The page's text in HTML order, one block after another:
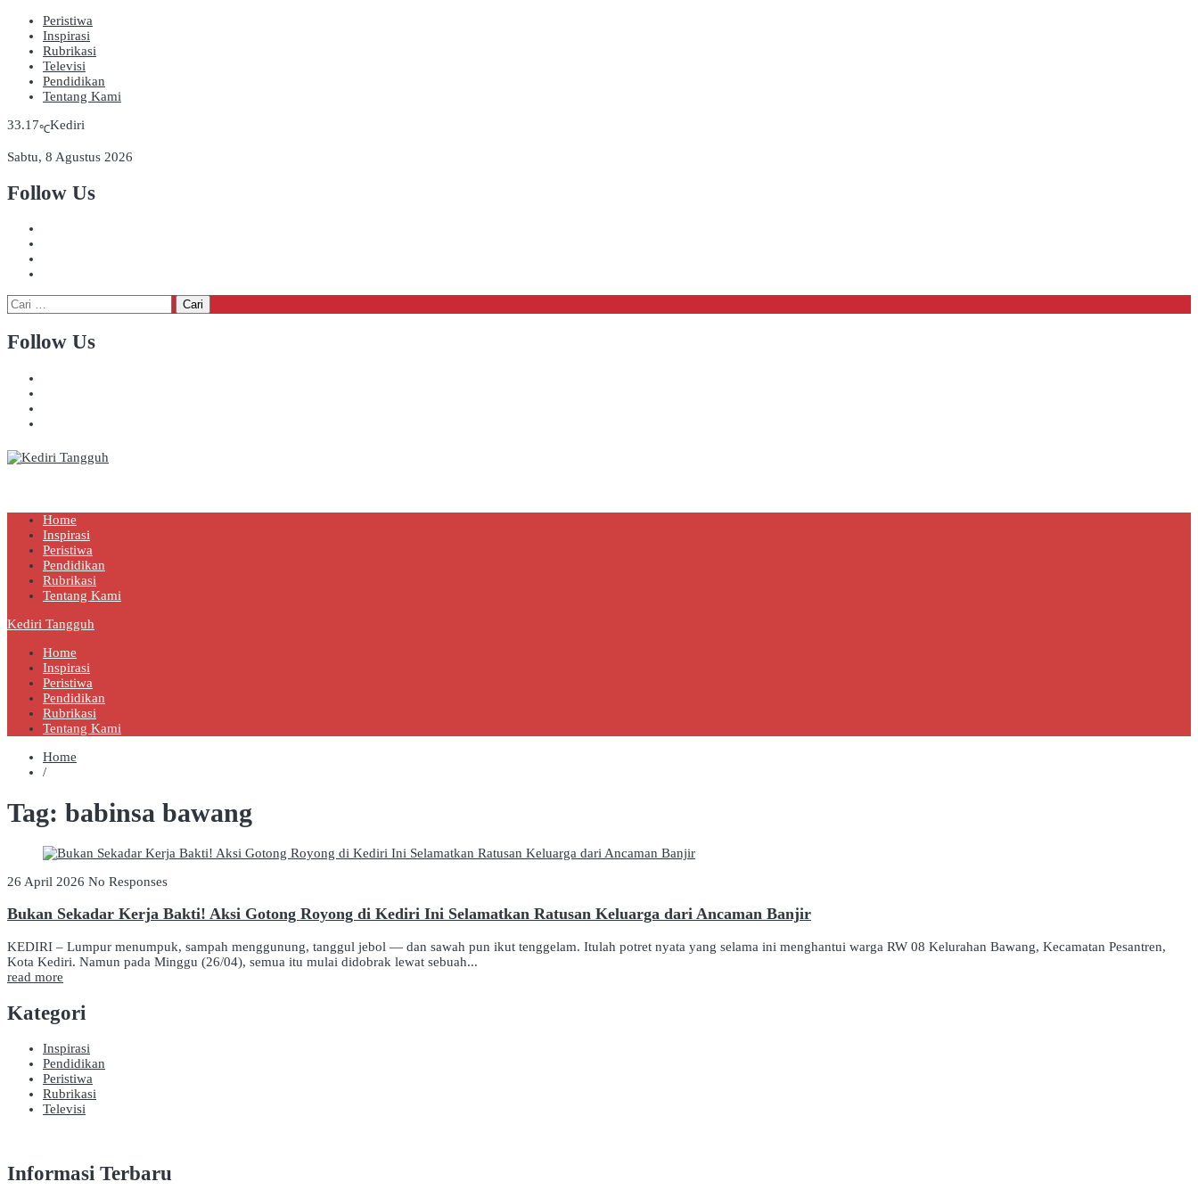
Peristiwa
Inspirasi
Rubrikasi
Televisi
Pendidikan
Tentang Kami
33.17℃Kediri
Sabtu, 8 Agustus 2026
Follow Us
Cari
untuk:
Follow Us
Home
Inspirasi
Peristiwa
Pendidikan
Rubrikasi
Tentang Kami
Kediri Tangguh
Home
Inspirasi
Peristiwa
Pendidikan
Rubrikasi
Tentang Kami
Home
/
Tag: babinsa bawang
26 April 2026 No Responses
Bukan Sekadar Kerja Bakti! Aksi Gotong Royong di Kediri Ini Selamatkan Ratusan Keluarga dari Ancaman Banjir
KEDIRI – Lumpur menumpuk, sampah menggunung, tanggul jebol — dan sawah pun ikut tenggelam. Itulah potret nyata yang selama ini menghantui warga RW 08 Kelurahan Bawang, Kecamatan Pesantren,
Kota Kediri. Namun pada Minggu (26/04), semua itu mulai didobrak lewat sebuah...
read more
Kategori
Inspirasi
Pendidikan
Peristiwa
Rubrikasi
Televisi
Informasi Terbaru